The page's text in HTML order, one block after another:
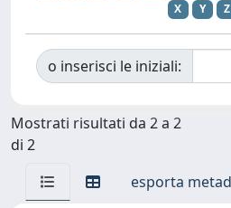
X
Y Z
o inserisci le iniziali:
Mostrati risultati da 2 a 2
di 2
esporta